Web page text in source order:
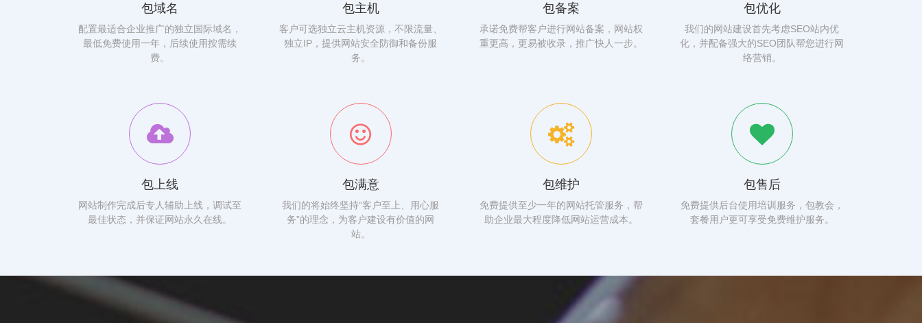
包域名
配置最适合企业推广的独立国际域名，
最低免费使用一年，后续使用按需续
费。
包主机
客户可选独立云主机资源，不限流量、
独立IP，提供网站安全防御和备份服
务。
包备案
承诺免费帮客户进行网站备案，网站权
重更高，更易被收录，推广快人一步。
包优化
我们的网站建设首先考虑SEO站内优
化，并配备强大的SEO团队帮您进行网
络营销。
包上线
网站制作完成后专人辅助上线，调试至
最佳状态，并保证网站永久在线。
包满意
我们的将始终坚持“客户至上、用心服
务”的理念，为客户建设有价值的网
站。
包维护
免费提供至少一年的网站托管服务，帮
助企业最大程度降低网站运营成本。
包售后
免费提供后台使用培训服务，包教会，
套餐用户更可享受免费维护服务。